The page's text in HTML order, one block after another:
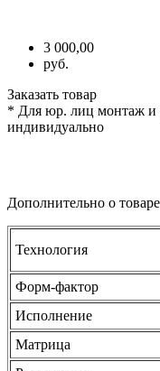
3 000,00
руб.
Заказать товар
* Для юр. лиц монтаж и
индивидуально
Дополнительно о товаре
Технология
Форм-фактор
Исполнение
Матрица